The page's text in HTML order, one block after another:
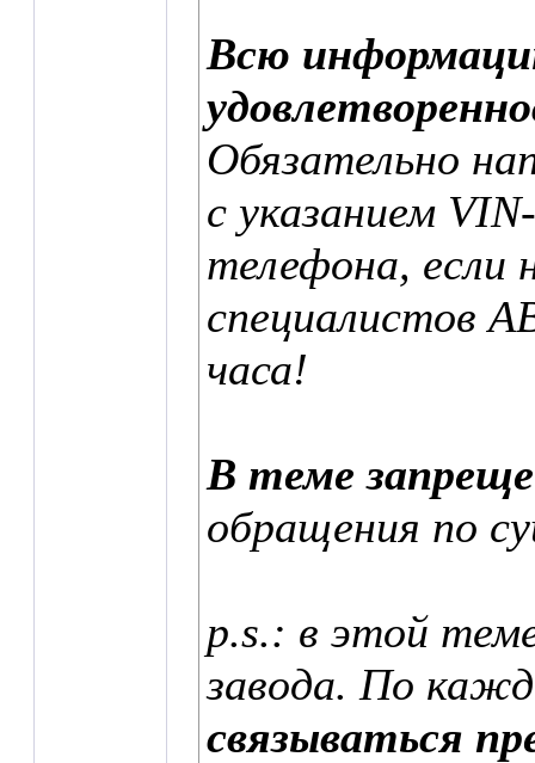
Всю
Обязательно
с указанием
телефона, если
специалистов
часа!
В теме
обращения по
p.s.: в этой
завода. По
связываться